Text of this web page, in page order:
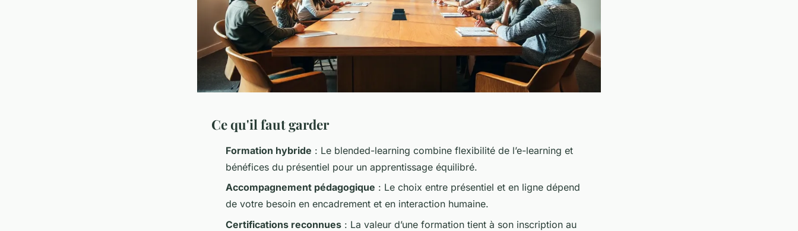
Ce qu'il faut garder
Formation hybride : Le blended-learning combine flexibilité de l’e-learning et
bénéfices du présentiel pour un apprentissage équilibré.
Accompagnement pédagogique : Le choix entre présentiel et en ligne dépend
de votre besoin en encadrement et en interaction humaine.
Certifications reconnues : La valeur d’une formation tient à son inscription au